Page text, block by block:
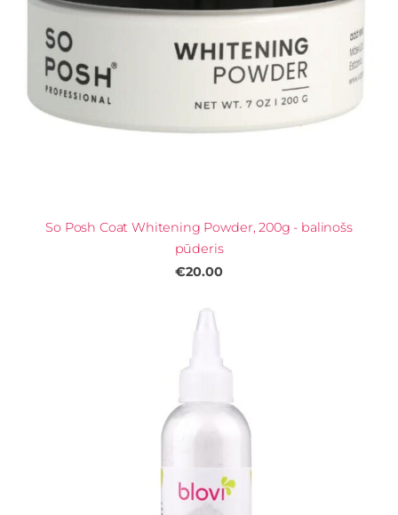
So Posh Coat Whitening Powder, 200g - balinošs
pūderis
€20.00